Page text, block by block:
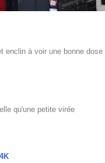
enclin à voir une bonne dose
qu'une petite virée